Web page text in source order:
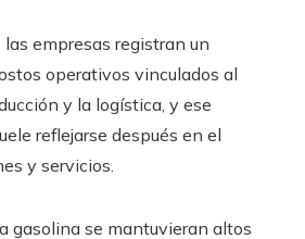
empresas registran un
operativos vinculados al
y la logística, y ese
reflejarse después en el
y servicios.
gasolina se mantuvieran altos